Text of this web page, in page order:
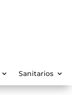
Sanitarios